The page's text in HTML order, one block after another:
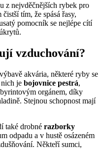
z nejvděčnějších rybek pro
tím, že spásá řasy,
pomocník se nejlépe cítí
vzduchování?
akvária, některé ryby se
je bojovnice pestrá,
orgánem, díky
Stejnou schopnost mají
také drobné razborky
odpadu a v hustě osázeném
Někteří sumci,